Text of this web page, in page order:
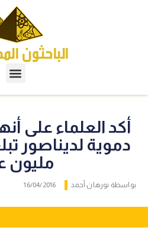
أكد العلماء على
مليون
بواسطة نورهان أحمد 16/04/2016